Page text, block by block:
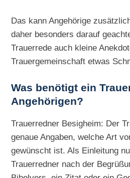
Das kann Angehörige
daher besonders darauf
Trauerrede auch kleine
Trauergemeinschaft etwas
Was benötigt ein
Angehörigen?
Trauerredner Besigheim: Der
genaue Angaben, welche Art
gewünscht ist. Als Einleitung
Trauerredner nach der